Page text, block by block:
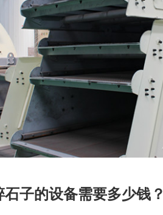
子的设备需要多少钱